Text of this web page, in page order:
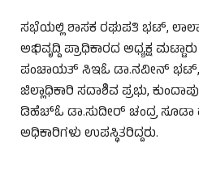
ಸಭೆಯಲ್ಲಿ ಶಾಸಕ ರಘುಪತಿ ಭಟ್,
ಅಭಿವೃದ್ದಿ ಪ್ರಾಧಿಕಾರದ ಅಧ್ಯಕ್ಷ ಮಟ್ಟಾರು
ಪಂಚಾಯತ್ ಸಿಇಓ ಡಾ.ನವೀನ್ ಭಟ್,
ಜಿಲ್ಲಾಧಿಕಾರಿ ಸದಾಶಿವ ಪ್ರಭು,
ಡಿಹೆಚ್ಓ ಡಾ.ಸುದೀರ್ ಚಂದ್ರ
ಅಧಿಕಾರಿಗಳು ಉಪಸ್ಥಿತರಿದ್ದರು.